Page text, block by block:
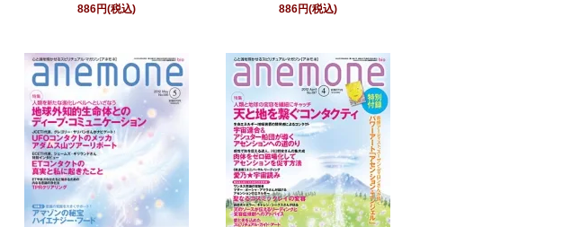
886円(税込)
886円(税込)